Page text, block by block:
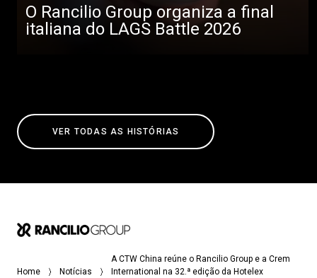
O Rancilio Group organiza a final
italiana do LAGS Battle 2026
VER TODAS AS HISTÓRIAS
Home Notícias
A CTW China reúne o Rancilio Group e a Crem
International na 32.ª edição da Hotelex